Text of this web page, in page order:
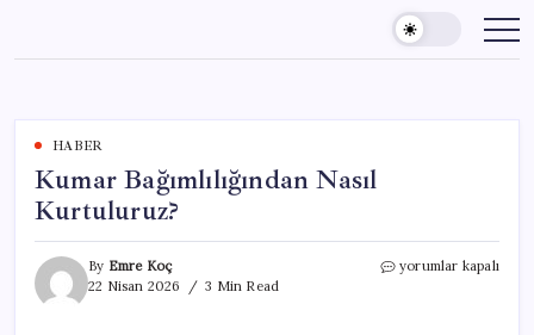
content
HABER
Kumar Bağımlılığından Nasıl
Kurtuluruz?
By Emre Koç
22 Nisan 2026
3 Min Read
Kumar
yorumlar kapalı